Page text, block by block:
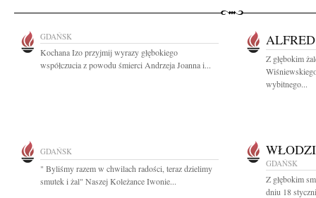
GDAŃSK
Kochana Izo przyjmij wyrazy głębokiego
współczucia z powodu śmierci Andrzeja Joanna i...
Z głębokim
wybitnego...
GDAŃSK
" Byliśmy razem w chwilach radości, teraz dzielimy
smutek i żal" Naszej Koleżance Iwonie...
GDAŃSK
Z głębokim
dniu 18